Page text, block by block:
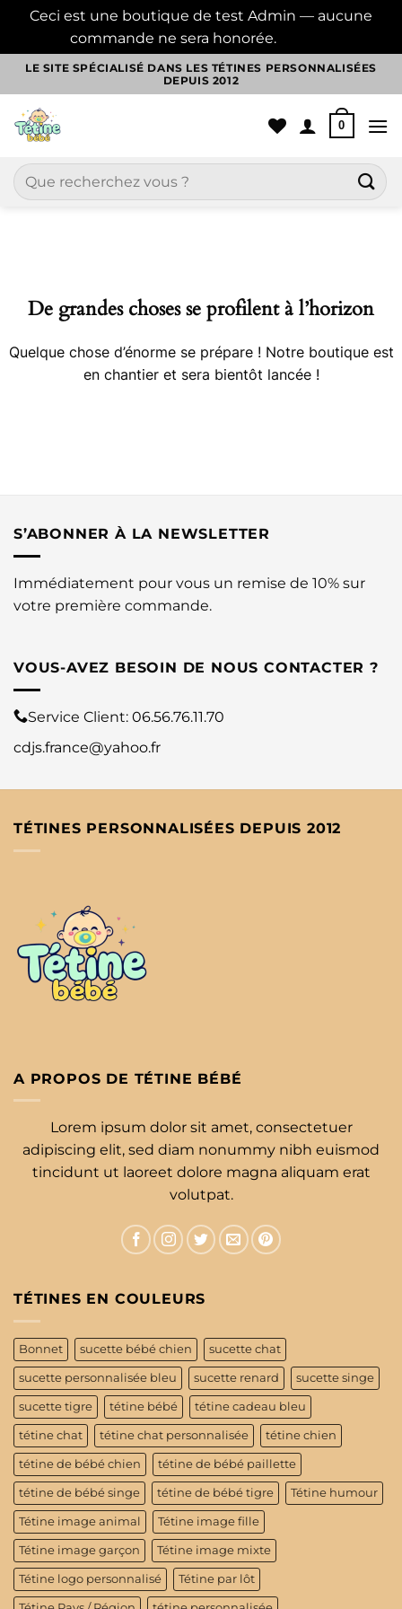
Ceci est une boutique de test Admin — aucune
commande ne sera honorée.
Passer
contenu
LE SITE SPÉCIALISÉ DANS LES TÉTINES PERSONNALISÉES
DEPUIS 2012
0
Recherche
pour :
De grandes choses se profilent à l’horizon
Quelque chose d’énorme se prépare ! Notre boutique est
en chantier et sera bientôt lancée !
S’ABONNER À LA NEWSLETTER
Immédiatement pour vous un remise de 10% sur
votre première commande.
VOUS-AVEZ BESOIN DE NOUS CONTACTER ?
Service Client: 06.56.76.11.70
cdjs.france@yahoo.fr
TÉTINES PERSONNALISÉES DEPUIS 2012
A PROPOS DE TÉTINE BÉBÉ
Lorem ipsum dolor sit amet, consectetuer
adipiscing elit, sed diam nonummy nibh euismod
tincidunt ut laoreet dolore magna aliquam erat
volutpat.
TÉTINES EN COULEURS
Bonnet sucette bébé chien sucette chat
sucette personnalisée bleu sucette renard sucette singe
sucette tigre tétine bébé tétine cadeau bleu
tétine chat tétine chat personnalisée tétine chien
tétine de bébé chien tétine de bébé paillette
tétine de bébé singe tétine de bébé tigre Tétine humour
Tétine image animal Tétine image fille
Tétine image garçon Tétine image mixte
Tétine logo personnalisé Tétine par lôt